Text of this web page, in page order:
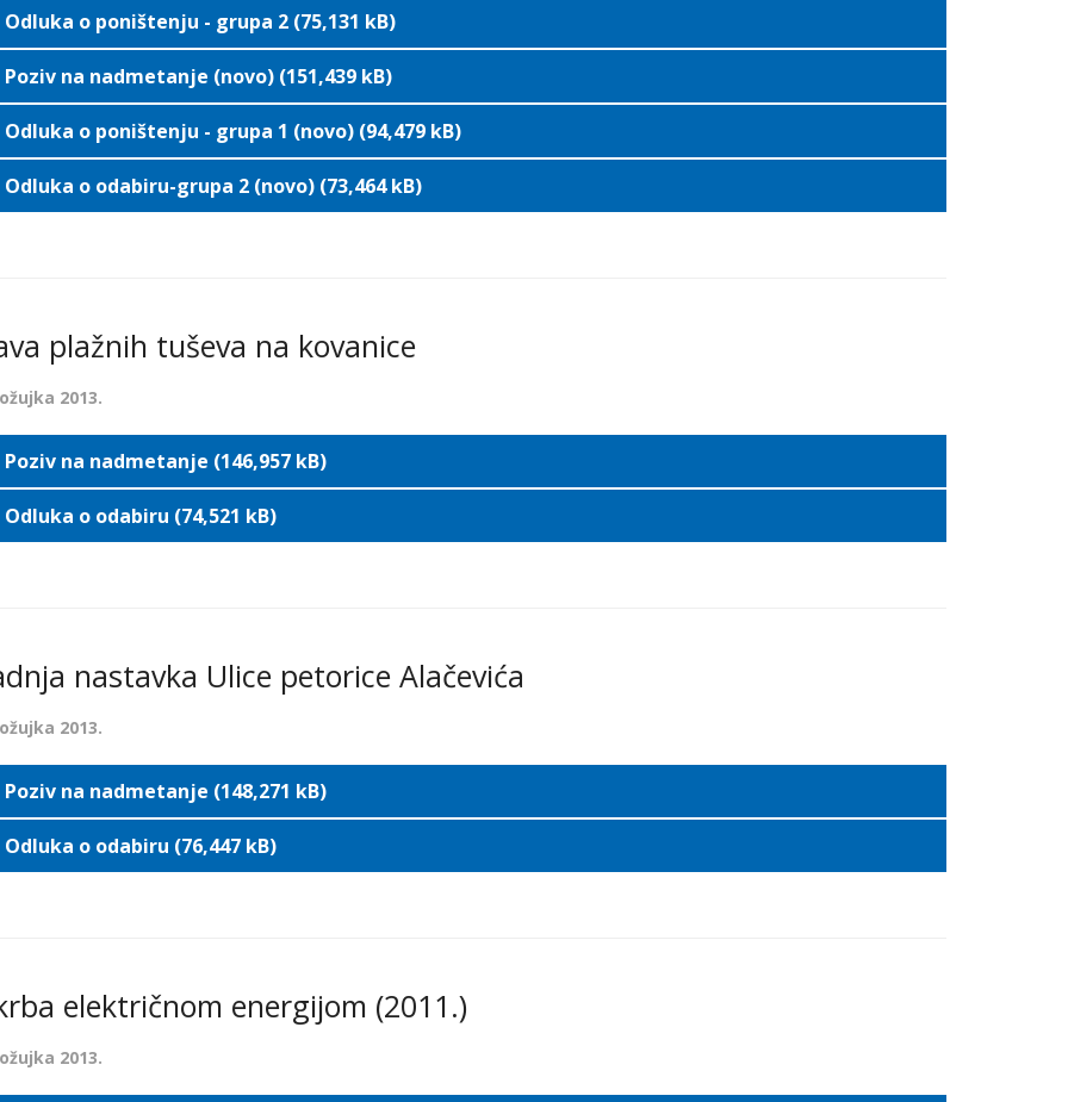
Odluka o poništenju - grupa 2 (75,131 kB)
Poziv na nadmetanje (novo) (151,439 kB)
Odluka o poništenju - grupa 1 (novo) (94,479 kB)
Odluka o odabiru-grupa 2 (novo) (73,464 kB)
plažnih tuševa na kovanice
2013.
Poziv na nadmetanje (146,957 kB)
Odluka o odabiru (74,521 kB)
nastavka Ulice petorice Alačevića
2013.
Poziv na nadmetanje (148,271 kB)
Odluka o odabiru (76,447 kB)
električnom energijom (2011.)
2013.